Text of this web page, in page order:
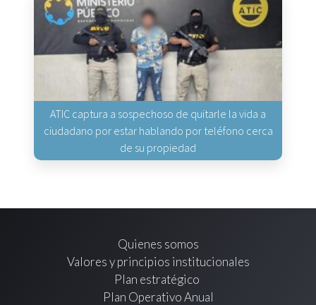
ATIC captura a sospechoso de quitarle la vida a
ciudadano por estar hablando por teléfono cerca
de su propiedad
Quienes somos
Valores y principios institucionales
Plan estratégico
Plan Operativo Anual